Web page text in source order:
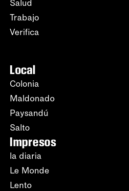
Salud
Trabajo
Verifica
Local
Colonia
Maldonado
Paysandú
Salto
Impresos
la diaria
Le Monde
Lento